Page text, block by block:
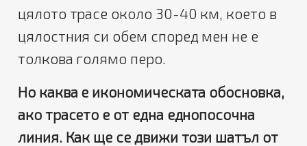
цялото трасе около 30-40 км, което в
цялостния си обем според мен не е
толкова голямо перо.
Но каква е икономическата обосновка,
ако трасето е от една еднопосочна
линия. Как ще се движи този шатъл от